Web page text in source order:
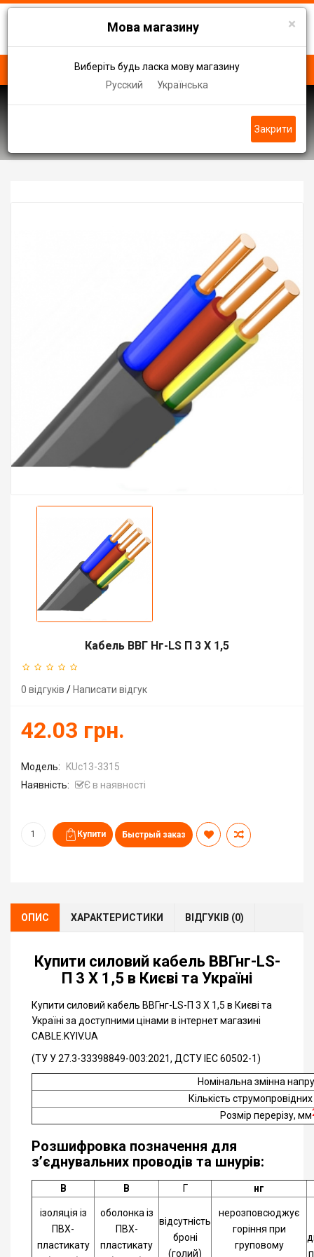
×
Мова магазину
Виберіть будь ласка мову магазину
Русский
Українська
Закрити
Кабель ВВГ Нг-LS П 3 Х 1,5
0 відгуків / Написати відгук
42.03 грн.
Модель:
KUc13-3315
Наявність:
Є в наявності
Быстрый заказ
ОПИС ХАРАКТЕРИСТИКИ ВІДГУКІВ (0)
Купити силовий кабель ВВГнг-LS-
П 3 Х 1,5 в Києві та Україні
Купити силовий кабель ВВГнг-LS-П 3 Х 1,5 в Києві та
Україні за доступними цінами в інтернет магазині
CABLE.KYIV.UA
(ТУ У 27.3-33398849-003:2021, ДСТУ IEC 60502-1)
Номінальна змінна
Кількість
Розмір перерізу, мм
Розшифровка позначення для
з’єднувальних проводів та шнурів:
В В Г нг
ізоляція із
ПВХ-
пластикату
оболонка із
ПВХ-
пластикату
відсутність
броні
(голий)
нерозповсюджує
горіння при
груповому